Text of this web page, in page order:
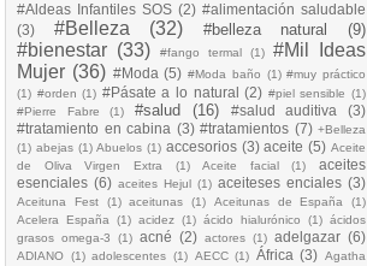
#Aldeas Infantiles SOS (2) #alimentación saludable
(3)
#Belleza (32) #belleza natural (9)
#bienestar (33) #fango termal (1)
#Mil Ideas
Mujer (36) #Moda (5) #Moda baño (1) #muy práctico
(1) #orden (1) #Pásate a lo natural (2) #piel sensible (1)
#Pierre Fabre
(1) #salud (16) #salud auditiva
(3)
#tratamiento en cabina (3) #tratamientos (7) +Belleza
(1) abejas (1) Abuelos (1) accesorios (3) aceite (5) Aceite
de Oliva Virgen Extra
(1) Aceite facial (1)
aceites
esenciales (6) aceites Hejul (1) aceiteses enciales (3)
Aceituna Fest (1) aceitunas (1) Aceitunas de España
(1)
Acelera España (1) acidez (1) ácido hialurónico (1) ácidos
grasos omega-3
(1) acné (2) actores (1) adelgazar (6)
ADIANO (1) adolescentes (1) AECC (1) África (3) Agatha